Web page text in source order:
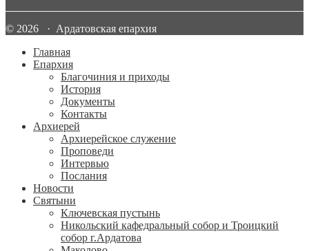
© 2026 · Ардатовская епархия
Главная
Епархия
Благочиния и приходы
История
Документы
Контакты
Архиерей
Архиерейское служение
Проповеди
Интервью
Послания
Новости
Святыни
Ключевская пустынь
Никольский кафедральный собор и Троицкий
собор г.Ардатова